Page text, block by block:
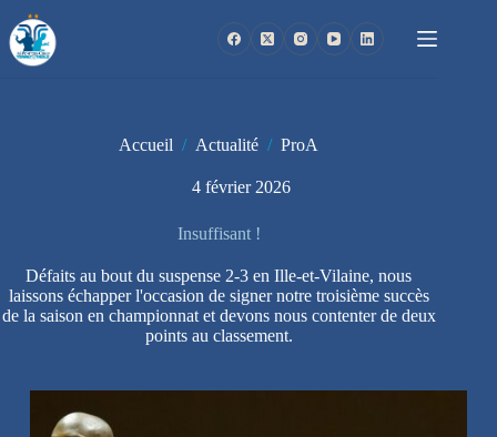
au
contenu
Accueil / Actualité / ProA
4 février 2026
Insuffisant !
Défaits au bout du suspense 2-3 en Ille-et-Vilaine, nous
laissons échapper l'occasion de signer notre troisième succès
de la saison en championnat et devons nous contenter de deux
points au classement.